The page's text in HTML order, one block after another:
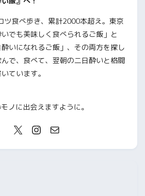
ツ食べ歩き、累計2000本超え。東京
でも美味しく食べられるご飯」と
酔いになれるご飯」、その両方を探し
で、食べて、翌朝の二日酔いと格闘
ています。
ノに出会えますように。